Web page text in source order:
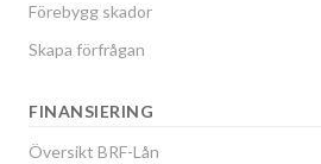
Förebygg skador
Skapa förfrågan
FINANSIERING
Översikt BRF-Lån